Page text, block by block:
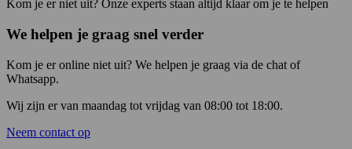
Kom je er niet uit? Onze experts staan altijd klaar om je te helpen
We helpen je graag snel verder
Kom je er online niet uit? We helpen je graag via de chat of
Whatsapp.
Wij zijn er van maandag tot vrijdag van 08:00 tot 18:00.
Neem contact op